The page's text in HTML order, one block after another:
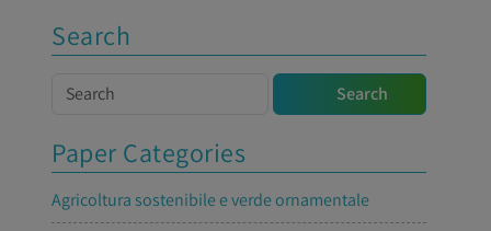
Search
Search Search
Paper Categories
Agricoltura sostenibile e verde ornamentale